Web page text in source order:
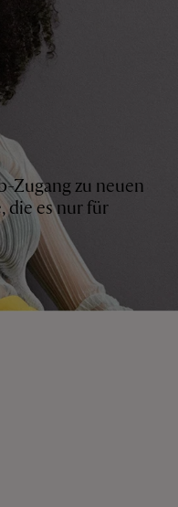
Zugang zu neuen
die es nur für